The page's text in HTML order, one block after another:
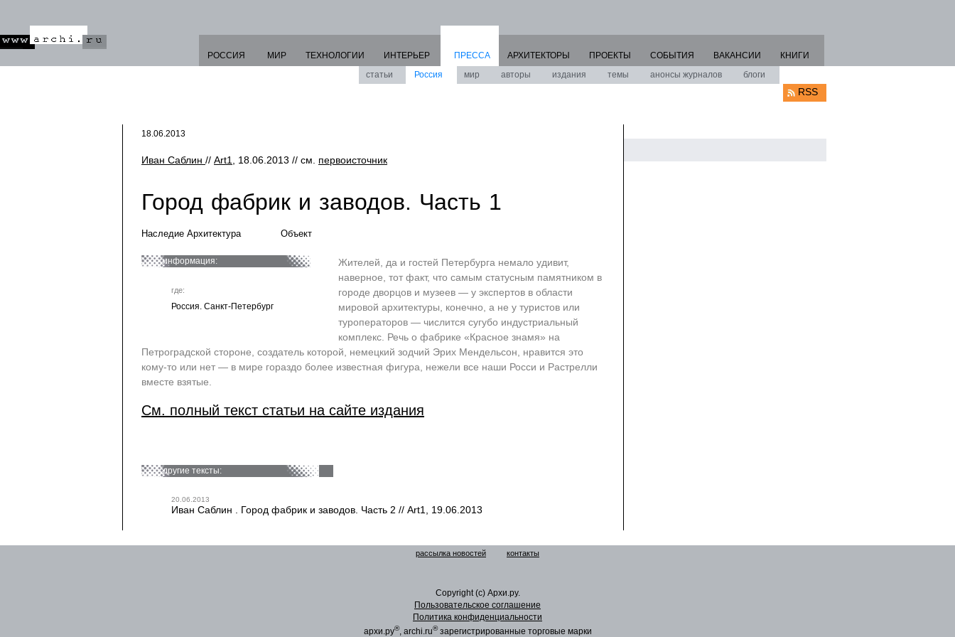
РОССИЯ МИР ТЕХНОЛОГИИ ИНТЕРЬЕР
ПРЕССА
статьи
Россия мир авторы издания темы анонсы журналов блоги
АРХИТЕКТОРЫ ПРОЕКТЫ СОБЫТИЯ ВАКАНСИИ КНИГИ
RSS
18.06.2013
Иван Саблин // Art1 , 18.06.2013 // см. первоисточник
Город фабрик и заводов. Часть 1
Наследие Архитектура Объект
информация:
где:
Россия. Санкт-Петербург
Жителей, да и гостей Петербурга немало удивит,
наверное, тот факт, что самым статусным памятником в
городе дворцов и музеев — у экспертов в области
мировой архитектуры, конечно, а не у туристов или
туроператоров — числится сугубо индустриальный
комплекс. Речь о фабрике «Красное знамя» на
Петроградской стороне, создатель которой, немецкий зодчий Эрих Мендельсон, нравится это
кому-то или нет — в мире гораздо более известная фигура, нежели все наши Росси и Растрелли
вместе взятые.
См. полный текст статьи на сайте издания
другие тексты:
20.06.2013
Иван Саблин . Город фабрик и заводов. Часть 2 // Art1, 19.06.2013
рассылка новостей контакты
Copyright (c) Архи.ру.
Пользовательское соглашение
Политика конфиденциальности
архи.ру®, archi.ru®зарегистрированные торговые марки